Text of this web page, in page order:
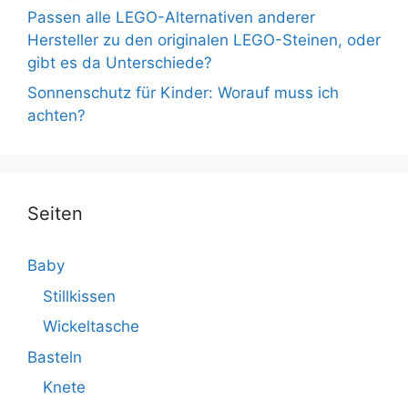
Passen alle LEGO-Alternativen anderer
Hersteller zu den originalen LEGO-Steinen, oder
gibt es da Unterschiede?
Sonnenschutz für Kinder: Worauf muss ich
achten?
Seiten
Baby
Stillkissen
Wickeltasche
Basteln
Knete